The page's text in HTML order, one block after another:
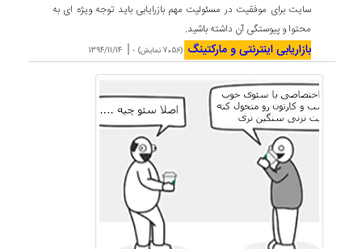
سایت برای موفقیت در مسئولیت مهم بازرایابی باید توجه ویژه ای به
محتوا و پیوستگی آن داشته باشید.
بازاریابی اینترنتی و مارکتینگ (7056 نمایش) - |
1394/11/14